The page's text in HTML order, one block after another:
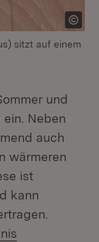
sitzt auf einem
und
Neben
auch
in neuem
wärmeren
ist
kann